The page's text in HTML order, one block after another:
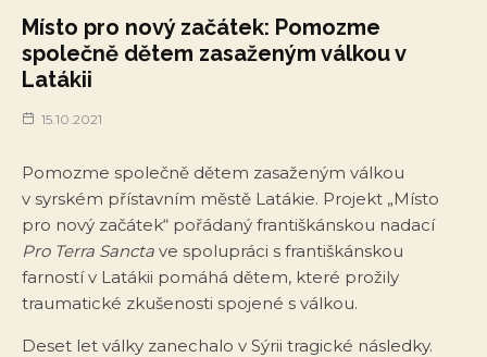
Místo pro nový začátek: Pomozme
společně dětem zasaženým válkou v
Latákii
15.10.2021
Pomozme společně dětem zasaženým válkou
v syrském přístavním městě Latákie. Projekt „Místo
pro nový začátek“ pořádaný františkánskou nadací
Pro Terra Sancta ve spolupráci s františkánskou
farností v Latákii pomáhá dětem, které prožily
traumatické zkušenosti spojené s válkou.
Deset let války zanechalo v Sýrii tragické následky.